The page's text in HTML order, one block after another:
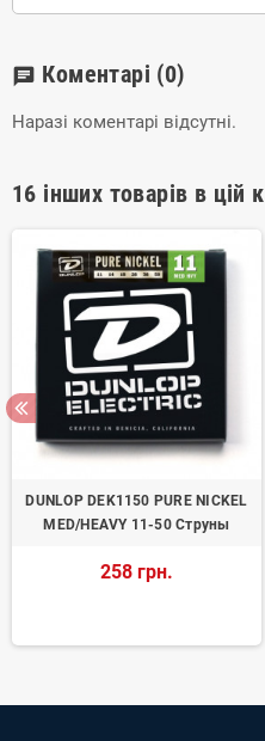
chat Коментарі (0)
Наразі коментарі відсутні.
16 інших товарів в цій
DUNLOP DEK1150 PURE NICKEL
MED/HEAVY 11-50 Струны
258 грн.